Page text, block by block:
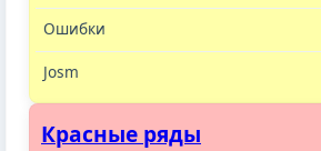
Красные ряды